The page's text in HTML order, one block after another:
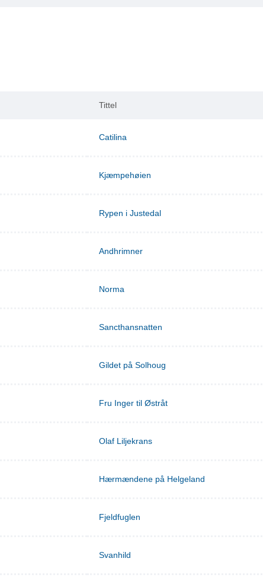
Tittel
Catilina
Kjæmpehøien
Rypen i Justedal
Andhrimner
Norma
Sancthansnatten
Gildet på Solhoug
Fru Inger til Østråt
Olaf Liljekrans
Hærmændene på Helgeland
Fjeldfuglen
Svanhild